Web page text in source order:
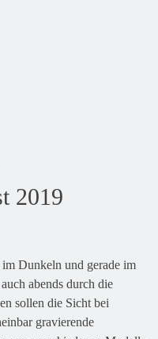
2019
Dunkeln und gerade im
abends durch die
sollen die Sicht bei
gravierende